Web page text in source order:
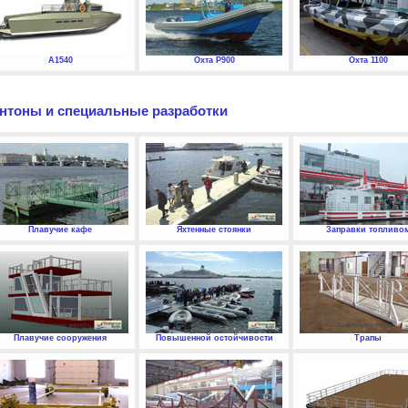
А1540 Охта P900 Охта 1100
и специальные разработки
Плавучие кафе Яхтенные стоянки Заправки
Плавучие сооружения Повышенной остойчивости Трапы